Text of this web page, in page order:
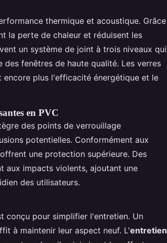
thermique et acoustique. Grâce
la perte de chaleur et réduisent les
un système de joint à trois niveaux qui
fenêtres de haute qualité. Les verres
plus l'efficacité énergétique et le
en PVC
des points de verrouillage
potentielles. Conformément aux
une protection supérieure. Des
aux impacts violents, ajoutant une
des utilisateurs.
conçu pour simplifier l'entretien. Un
à maintenir leur aspect neuf. L'entretien